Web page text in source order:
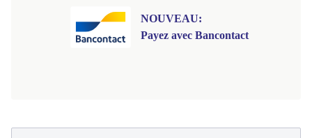
NOUVEAU:
Payez avec Bancontact